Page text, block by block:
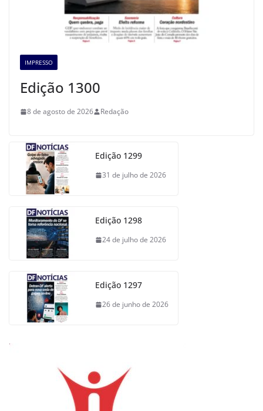
IMPRESSO
Edição 1300
8 de agosto de 2026 Redação
Edição 1299
31 de julho de 2026
Edição 1298
24 de julho de 2026
Edição 1297
26 de junho de 2026